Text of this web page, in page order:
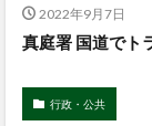
2022年9月7日
真庭署 国道でト
行政・公共